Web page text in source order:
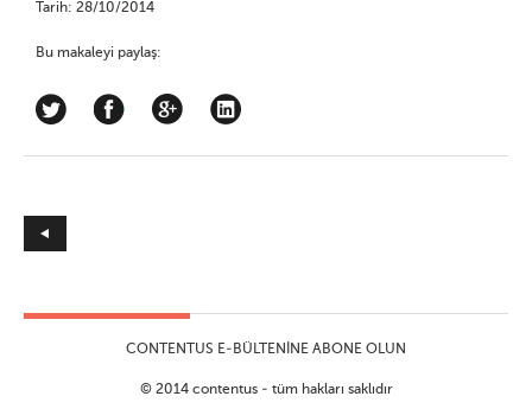
Tarih: 28/10/2014
Bu makaleyi paylaş:
CONTENTUS E-BÜLTENINE ABONE OLUN
© 2014 contentus - tüm hakları saklıdır